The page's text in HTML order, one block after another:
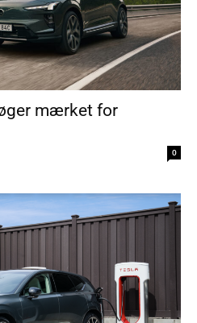
mærket for
0